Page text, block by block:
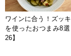
ワインに合う！ズッ
を使ったおつまみ8
26】